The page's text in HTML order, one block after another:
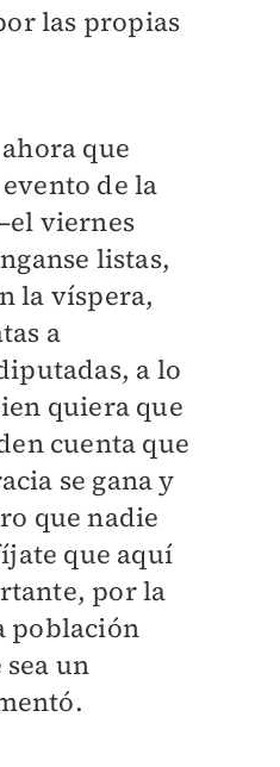
las propias
que
de la
viernes
listas,
la víspera,
a
a lo
quiera que
cuenta que
se gana y
que nadie
que aquí
por la
población
un